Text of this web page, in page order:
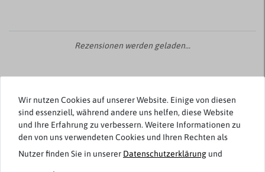
Rezensionen werden geladen...
Weitere Artikel von bigtex.de
Wir nutzen Cookies auf unserer Website. Einige von diesen
sind essenziell, während andere uns helfen, diese Website
und Ihre Erfahrung zu verbessern. Weitere Informationen zu
den von uns verwendeten Cookies und Ihren Rechten als
Nutzer finden Sie in unserer Daten­schutz­erklärung und